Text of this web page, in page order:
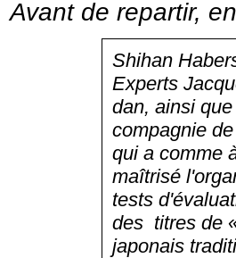
Avant de repartir,
Shihan
Experts
dan, ainsi
compagnie
qui a comme
maîtrisé
tests
des titres de
japonais